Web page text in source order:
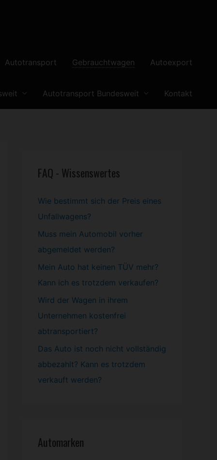
Autotransport Gebrauchtwagen Autoexport
Autotransport Bundesweit Kontakt
FAQ - Wissenswertes
Wie bestimmt sich der Preis eines
Unfallwagens?
Muss mein Automobil vorher
abgemeldet werden?
Mein Auto hat keinen TÜV mehr?
Kann ich es trotzdem verkaufen?
Wird der Wagen in ihrem
Unternehmen kostenfrei
abtransportiert?
Das Auto ist noch nicht vollständig
abbezahlt? Kann es trotzdem
verkauft werden?
Automarken